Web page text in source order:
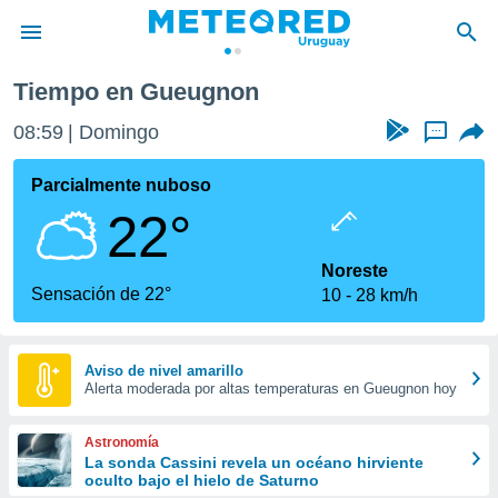
de
ha
que se
calidad.
a este
las
y
forma
digital
basada
Tiempo en Gueugnon
08:59 Domingo ...
Parcialmente nuboso
22°
Sensación de 22°
Noreste
10
28 km/h
Aviso de nivel amarillo
Alerta moderada por altas temperaturas en Gueugnon hoy
Astronomía
La sonda Cassini revela un océano hirviente
oculto bajo el hielo de Saturno